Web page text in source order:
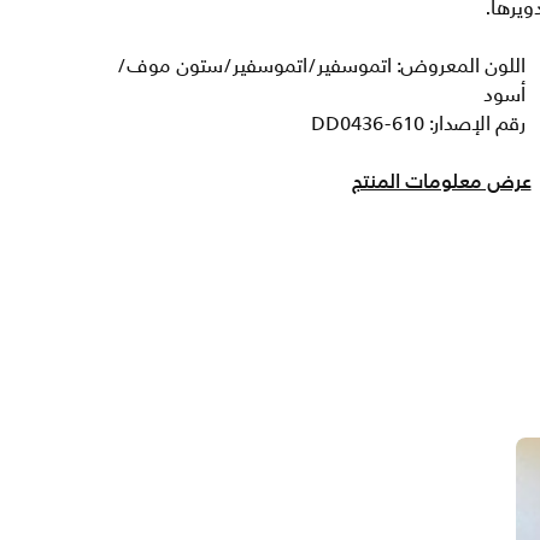
اللون المعروض: اتموسفير/اتموسفير/ستون موف/
أسود
رقم الإصدار: DD0436-610
عرض معلومات المنتج